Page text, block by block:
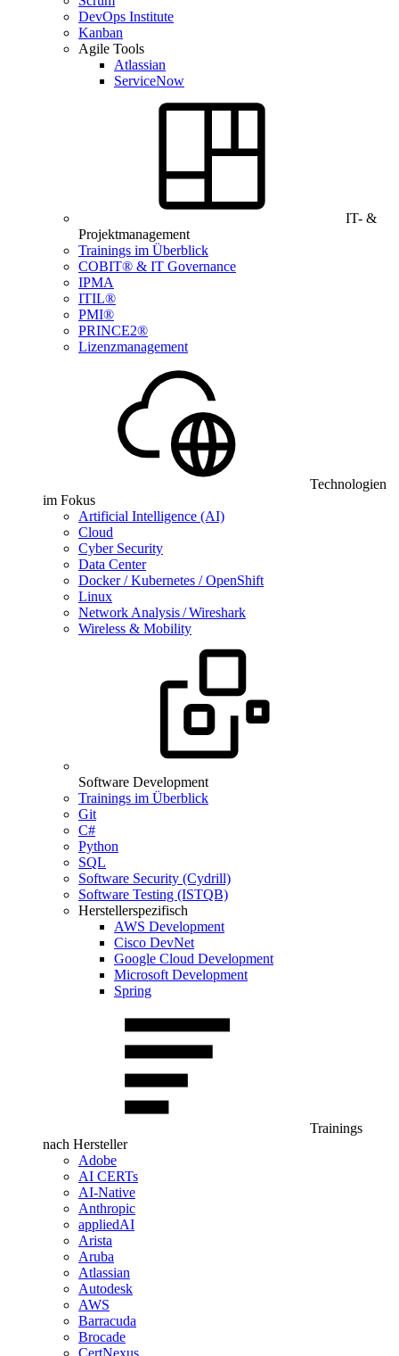
DevOps Institute
Kanban
Agile Tools
Atlassian
ServiceNow
IT- &
Projektmanagement
Trainings im Überblick
COBIT® & IT Governance
IPMA
ITIL®
PMI®
PRINCE2®
Lizenzmanagement
Technologien
im Fokus
Artificial Intelligence (AI)
Cloud
Cyber Security
Data Center
Docker / Kubernetes / OpenShift
Linux
Network Analysis / Wireshark
Wireless & Mobility
Software Development
Trainings im Überblick
Git
C#
Python
SQL
Software Security (Cydrill)
Software Testing (ISTQB)
Herstellerspezifisch
AWS Development
Cisco DevNet
Google Cloud Development
Microsoft Development
Spring
Trainings
nach Hersteller
Adobe
AI CERTs
AI-Native
Anthropic
appliedAI
Arista
Aruba
Atlassian
Autodesk
AWS
Barracuda
Brocade
CertNexus